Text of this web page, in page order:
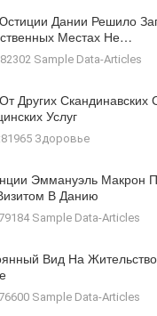
Дании Решило
Местах Не…
Sample Data-Articles
Других Скандинавских
Услуг
Здоровье
Эммануэль Макрон
В Данию
Sample Data-Articles
Вид На
Sample Data-Articles